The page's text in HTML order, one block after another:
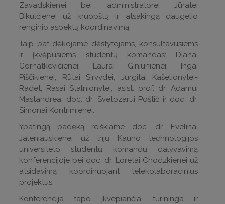
Zavadskienei bei administratorei Jūratei
Bikulčienei už kruopštų ir atsakingą daugelio
renginio aspektų koordinavimą.
Taip pat dėkojame dėstytojams, konsultavusiems
ir įkvėpusiems studentų komandas: Dianai
Gornatkevičienei, Laurai Giniūnienei, Ingai
Piščikienei, Rūtai Sirvydei, Jurgitai Kašelionytei-
Radet, Rasai Stalnionytei, asist. prof. dr. Adamui
Mastandrea, doc. dr. Svetozarui Poštič ir doc. dr.
Simonai Kontrimienei.
Ypatingą padėką reiškiame doc. dr. Evelinai
Jaleniauskienei už trijų Kauno technologijos
universiteto studentų komandų dalyvavimą
konferencijoje bei doc. dr. Loretai Chodzkienei už
atsidavimą koordinuojant telekolaboracinius
projektus.
Konferencija tapo įkvepiančia, turininga ir